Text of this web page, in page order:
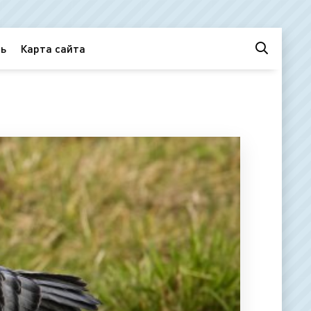
Карта сайта